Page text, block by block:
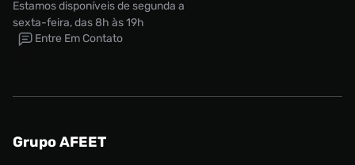
Estamos disponíveis de segunda a
sexta-feira, das 8h às 19h
Entre Em Contato
Grupo AFEET